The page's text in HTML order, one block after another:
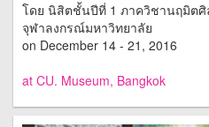
โดย นิสิตชั้นปีที่ 1 ภาควิชานฤมิต
จุฬาลงกรณ์มหาวิทยาลัย
on December 14 - 21, 2016
at CU. Museum, Bangkok